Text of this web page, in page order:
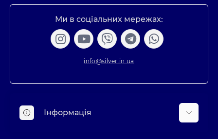
Ми в соціальних мережах:
info@silver.in.ua
Інформація